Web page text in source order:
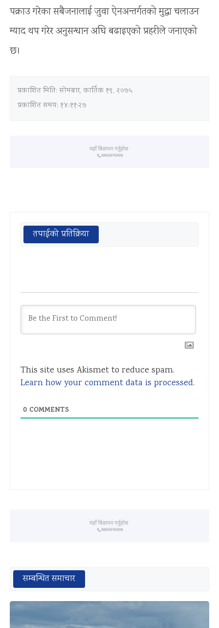
पक्राउ गरेका सबैजनालाई जुवा ऐनअन्तर्गतको मुद्धा चलाउन
म्याद थप गरेर अनुसन्धान अघि बढाइएको प्रहरीले जनाएको
छ।
प्रकाशित मिति: सोमबार, कार्तिक १९, २०७५
प्रकाशित समय: १४:११:२७
तपाईको प्रतिक्रिया
This site uses Akismet to reduce spam.
Learn how your comment data is processed.
0 COMMENTS
सम्बन्धित समाचार